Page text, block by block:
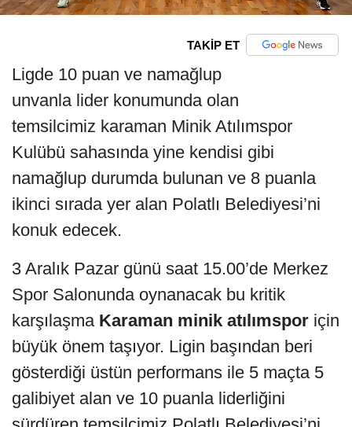
TAKİP ET
Ligde 10 puan ve namağlup
unvanla lider konumunda olan
temsilcimiz karaman Minik Atılımspor
Kulübü sahasında yine kendisi gibi
namağlup durumda bulunan ve 8 puanla
ikinci sırada yer alan Polatlı Belediyesi’ni
konuk edecek.
3 Aralık Pazar günü saat 15.00’de Merkez
Spor Salonunda oynanacak bu kritik
karşılaşma Karaman minik atılımspor için
büyük önem taşıyor. Ligin başından beri
gösterdiği üstün performans ile 5 maçta 5
galibiyet alan ve 10 puanla liderliğini